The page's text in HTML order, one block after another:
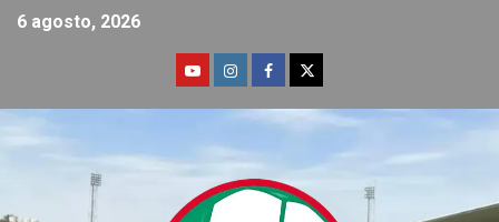
6 agosto, 2026